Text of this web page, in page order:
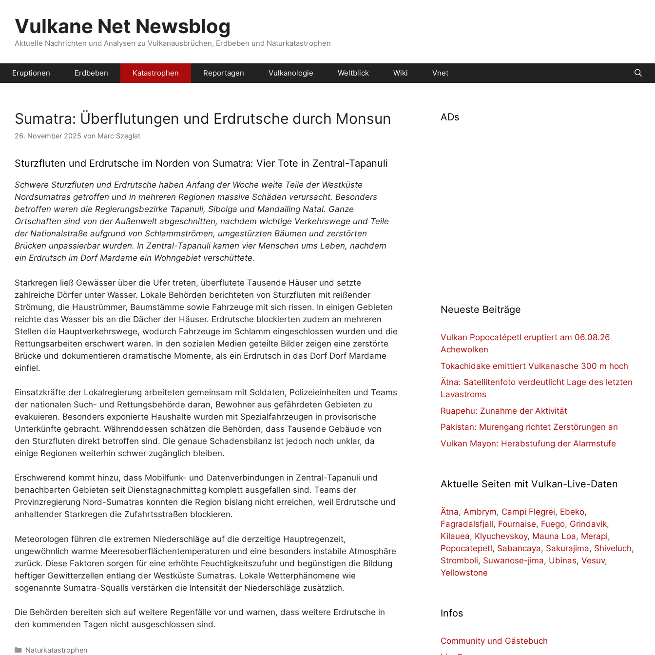
Inhalt
springenVulkane Net Newsblog
Aktuelle Nachrichten und Analysen zu Vulkanausbrüchen, Erdbeben und Naturkatastrophen
Eruptionen Erdbeben Katastrophen Reportagen Vulkanologie Weltblick Wiki Vnet
Sumatra: Überflutungen und Erdrutsche durch Monsun
26. November 2025 von Marc Szeglat
Sturzfluten und Erdrutsche im Norden von Sumatra: Vier Tote in Zentral-Tapanuli
Schwere Sturzfluten und Erdrutsche haben Anfang der Woche weite Teile der Westküste
Nordsumatras getroffen und in mehreren Regionen massive Schäden verursacht. Besonders
betroffen waren die Regierungsbezirke Tapanuli, Sibolga und Mandailing Natal. Ganze
Ortschaften sind von der Außenwelt abgeschnitten, nachdem wichtige Verkehrswege und Teile
der Nationalstraße aufgrund von Schlammströmen, umgestürzten Bäumen und zerstörten
Brücken unpassierbar wurden. In Zentral-Tapanuli kamen vier Menschen ums Leben, nachdem
ein Erdrutsch im Dorf Mardame ein Wohngebiet verschüttete.
Starkregen ließ Gewässer über die Ufer treten, überflutete Tausende Häuser und setzte
zahlreiche Dörfer unter Wasser. Lokale Behörden berichteten von Sturzfluten mit reißender
Strömung, die Haustrümmer, Baumstämme sowie Fahrzeuge mit sich rissen. In einigen Gebieten
reichte das Wasser bis an die Dächer der Häuser. Erdrutsche blockierten zudem an mehreren
Stellen die Hauptverkehrswege, wodurch Fahrzeuge im Schlamm eingeschlossen wurden und die
Rettungsarbeiten erschwert waren. In den sozialen Medien geteilte Bilder zeigen eine zerstörte
Brücke und dokumentieren dramatische Momente, als ein Erdrutsch in das Dorf Dorf Mardame
einfiel.
Einsatzkräfte der Lokalregierung arbeiteten gemeinsam mit Soldaten, Polizeieinheiten und Teams
der nationalen Such- und Rettungsbehörde daran, Bewohner aus gefährdeten Gebieten zu
evakuieren. Besonders exponierte Haushalte wurden mit Spezialfahrzeugen in provisorische
Unterkünfte gebracht. Währenddessen schätzen die Behörden, dass Tausende Gebäude von
den Sturzfluten direkt betroffen sind. Die genaue Schadensbilanz ist jedoch noch unklar, da
einige Regionen weiterhin schwer zugänglich bleiben.
Erschwerend kommt hinzu, dass Mobilfunk- und Datenverbindungen in Zentral-Tapanuli und
benachbarten Gebieten seit Dienstagnachmittag komplett ausgefallen sind. Teams der
Provinzregierung Nord-Sumatras konnten die Region bislang nicht erreichen, weil Erdrutsche und
anhaltender Starkregen die Zufahrtsstraßen blockieren.
Meteorologen führen die extremen Niederschläge auf die derzeitige Hauptregenzeit,
ungewöhnlich warme Meeresoberflächentemperaturen und eine besonders instabile Atmosphäre
zurück. Diese Faktoren sorgen für eine erhöhte Feuchtigkeitszufuhr und begünstigen die Bildung
heftiger Gewitterzellen entlang der Westküste Sumatras. Lokale Wetterphänomene wie
sogenannte Sumatra-Squalls verstärken die Intensität der Niederschläge zusätzlich.
Die Behörden bereiten sich auf weitere Regenfälle vor und warnen, dass weitere Erdrutsche in
den kommenden Tagen nicht ausgeschlossen sind.
Kategorien
Naturkatastrophen
ADs
Neueste Beiträge
Vulkan Popocatépetl eruptiert am 06.08.26
Achewolken
Tokachidake emittiert Vulkanasche 300 m hoch
Ätna: Satellitenfoto verdeutlicht Lage des letzten
Lavastroms
Ruapehu: Zunahme der Aktivität
Pakistan: Murengang richtet Zerstörungen an
Vulkan Mayon: Herabstufung der Alarmstufe
Aktuelle Seiten mit Vulkan-Live-Daten
Ätna, Ambrym, Campi Flegrei, Ebeko,
Fagradalsfjall, Fournaise, Fuego, Grindavik,
Kilauea, Klyuchevskoy, Mauna Loa, Merapi,
Popocatepetl, Sabancaya, Sakurajima, Shiveluch,
Stromboli, Suwanose-jima, Ubinas, Vesuv,
Yellowstone
Infos
Community und Gästebuch